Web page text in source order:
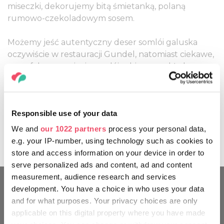
Responsible use of your data
We and our 1022 partners process your personal data,
e.g. your IP-number, using technology such as cookies to
store and access information on your device in order to
serve personalized ads and content, ad and content
measurement, audience research and services
development. You have a choice in who uses your data
and for what purposes. Your privacy choices are only
applicable on this digital property where you have made
miseczki, dekorujemy bitą śmietanką, polaną
rumowo-czekoladowym sosem.
Możemy jeść autentyczny deser somlói galuska
oczywiście w restauracji Gundel, natomiast ciekawe,
nowofalowe wariacje somlói robi na przykład para
Tamás Széll-Szabina Szulló, László Jahni, Ádám
ale inne wersje też świetnie przekazują bajeczny
charakter tego deseru. Kieliszek sherry, aszú lub
fordítás może być godnym uzupełnieniem tego
deseru.